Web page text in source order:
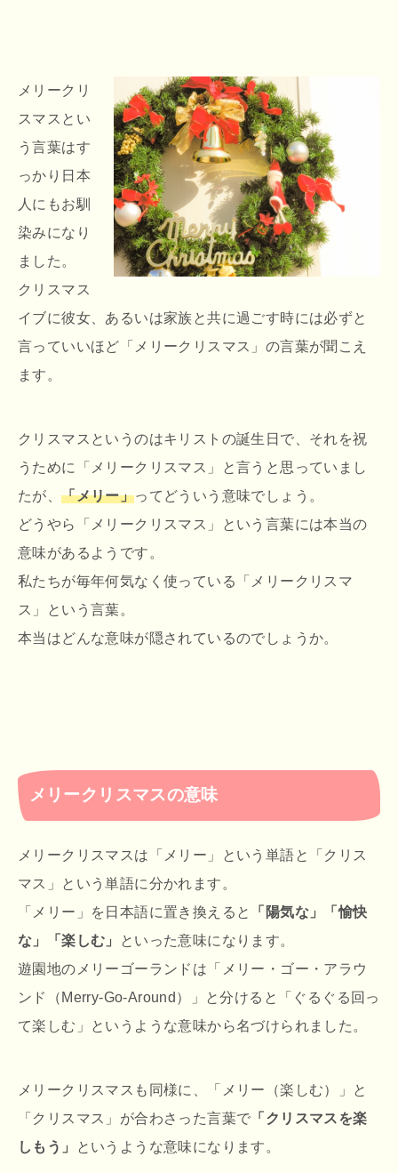
メリークリ
スマスとい
う言葉はす
っかり日本
人にもお馴
染みになり
ました。
クリスマス
イブに彼女、あるいは家族と共に過ごす時には必ずと
言っていいほど「メリークリスマス」の言葉が聞こえ
ます。
クリスマスというのはキリストの誕生日で、それを祝
うために「メリークリスマス」と言うと思っていまし
たが、「メリー」ってどういう意味でしょう。
どうやら「メリークリスマス」という言葉には本当の
意味があるようです。
私たちが毎年何気なく使っている「メリークリスマ
ス」という言葉。
本当はどんな意味が隠されているのでしょうか。
メリークリスマスの意味
メリークリスマスは「メリー」という単語と「クリス
マス」という単語に分かれます。
「メリー」を日本語に置き換えると
「陽気な」「愉快
な」「楽しむ」
といった意味になります。
遊園地のメリーゴーランドは「メリー・ゴー・アラウ
ンド（Merry-Go-Around）」と分けると「ぐるぐる回っ
て楽しむ」というような意味から名づけられました。
メリークリスマスも同様に、「メリー（楽しむ）」と
「クリスマス」が合わさった言葉で 「クリスマスを楽
しもう」
というような意味になります。